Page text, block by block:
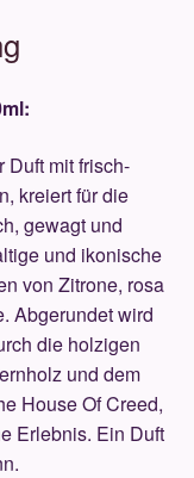
mit frisch-
kreiert für die
gewagt und
und ikonische
von Zitrone, rosa
Abgerundet wird
die holzigen
und dem
House Of Creed,
Erlebnis. Ein Duft